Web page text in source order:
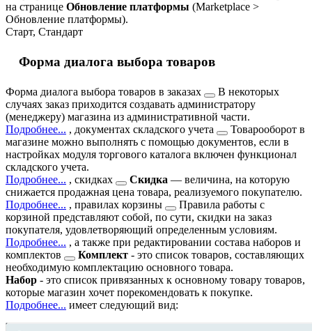
на странице Обновление платформы (Marketplace >
Обновление платформы).
Старт, Стандарт
Форма диалога выбора товаров
Форма диалога выбора товаров в заказах
В некоторых
случаях заказ приходится создавать администратору
(менеджеру) магазина из административной части.
Подробнее... , документах складского учета
Товарооборот в
магазине можно выполнять с помощью документов, если в
настройках модуля торгового каталога включен функционал
складского учета.
Подробнее... , скидках Скидка — величина, на которую
снижается продажная цена товара, реализуемого покупателю.
Подробнее... , правилах корзины
Правила работы с
корзиной представляют собой, по сути, скидки на заказ
покупателя, удовлетворяющий определенным условиям.
Подробнее... , а также при редактировании состава наборов и
комплектов
Комплект - это список товаров, составляющих
необходимую комплектацию основного товара.
Набор - это список привязанных к основному товару товаров,
которые магазин хочет порекомендовать к покупке.
Подробнее... имеет следующий вид: